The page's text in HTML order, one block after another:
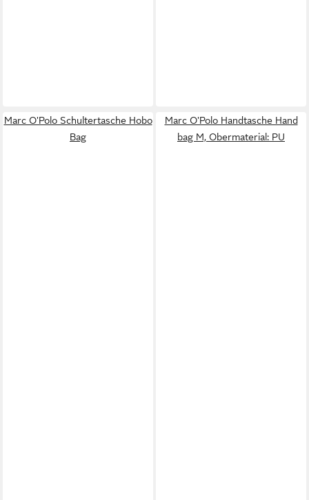
Marc O'Polo Schultertasche Hobo
Bag
Marc O'Polo Handtasche Hand
bag M, Obermaterial: PU